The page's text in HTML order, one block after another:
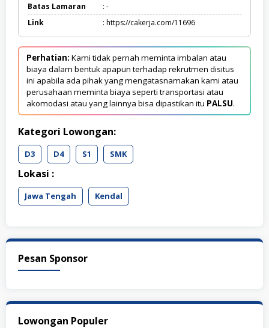
Batas Lamaran
: -
Link
: https://cakerja.com/11696
Perhatian: Kami tidak pernah meminta imbalan atau
biaya dalam bentuk apapun terhadap rekrutmen disitus
ini apabila ada pihak yang mengatasnamakan kami atau
perusahaan meminta biaya seperti transportasi atau
akomodasi atau yang lainnya bisa dipastikan itu PALSU.
Kategori Lowongan:
D3 D4 S1 SMK
Lokasi :
Jawa Tengah Kendal
Pesan Sponsor
Lowongan Populer